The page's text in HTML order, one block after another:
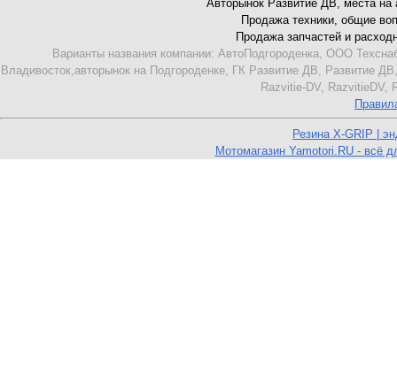
Авторынок Развитие ДВ, места на
Продажа техники, общие
Продажа запчастей и
Варианты названия компании: АвтоПодгороденка, ООО
Владивосток,авторынок на Подгороденке, ГК Развитие ДВ,
Razvitie-DV, RazvitieDV,
Резина X-GRIP |
Мотомагазин Yamotori.RU - всё